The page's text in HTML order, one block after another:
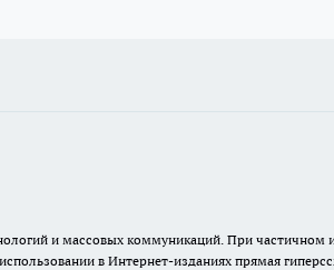
и массовых коммуникаций. При частичном
в Интернет-изданиях прямая